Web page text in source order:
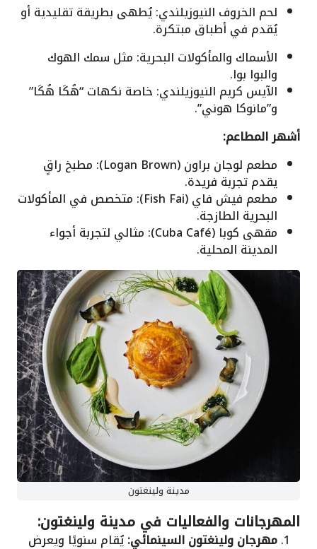
لحم الخروف النيوزيلندي: يُطهى بطريقة تقليدية أو
يُقدم في أطباق مبتكرة.
الأسماك والمأكولات البحرية: مثل سمك الهوك
والبوا بوا.
الآيس كريم النيوزيلندي: خاصة نكهات “هُكَا هُكَا”
و”مانوكا هوني”.
أشهر المطاعم:
مطعم لوجان براون (Logan Brown): مطبخ راقٍ
يقدم تجربة فريدة.
مطعم فيش فاي (Fish Fai): متخصص في المأكولات
البحرية الطازجة.
مقهى كوبا (Cuba Café): مثالي لتجربة أجواء
المدينة المحلية.
مدينة ولينغتون
المهرجانات والفعاليات في مدينة ولينغتون:
مهرجان ولينغتون السينمائي:يُقام سنويًا ويعرض